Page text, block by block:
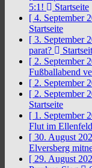
5:1!
Startseite
[ 4. September
Startseite
[ 3. September
parat?
[ 2. September
Fußballabend
[ 2. September
[ 2. September
Startseite
[ 1. September
Flut im Ellenfeld
[ 30. August
Elversberg
[ 29. August